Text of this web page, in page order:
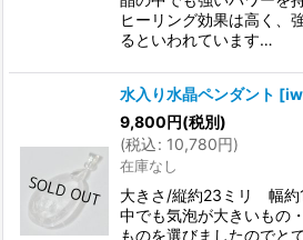
ヒーリング効果は高く、
るといわれています…
水入り水晶ペンダント [
9,800円(税別)
(税込: 10,780円)
在庫なし
大きさ/縦約23ミリ 幅約
中でも気泡が大きいもの
ものを選びましたのでと